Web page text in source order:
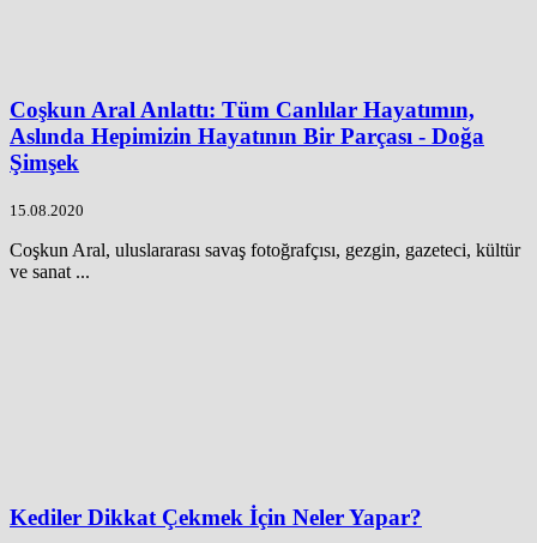
Coşkun Aral Anlattı: Tüm Canlılar Hayatımın,
Aslında Hepimizin Hayatının Bir Parçası - Doğa
Şimşek
15.08.2020
Coşkun Aral, uluslararası savaş fotoğrafçısı, gezgin, gazeteci, kültür
ve sanat ...
Kediler Dikkat Çekmek İçin Neler Yapar?